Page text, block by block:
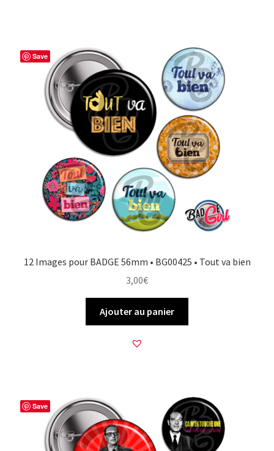
Save
12 Images pour BADGE 56mm • BG00425 • Tout va bien
3,00€
Ajouter au panier
Save